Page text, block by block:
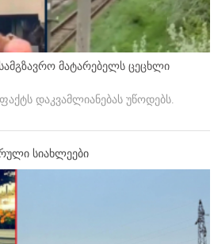
მატარებელს ცეცხლი
დაკვამლიანებას უწოდებს.
სიახლეები